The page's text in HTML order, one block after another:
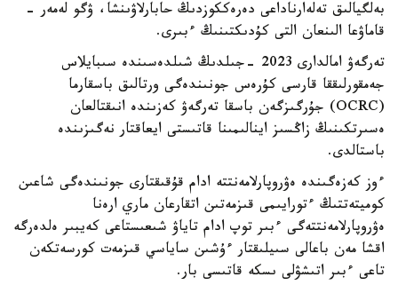
بەلگيالىق تەلەارناداعى دەرەككوزدىڭ حابارلاۋىنشا، ۋگو لەمەر -
قاماۋعا الىنعان التى كۇدىكتىنىڭ ءبىرى.
تەرگەۋ امالدارى 2023 -جىلدىڭ شىلدەسىندە سىبايلاس
جەمقورلىققا قارسى كۇرەس جونىندەگى ورتالىق باسقارما
(OCRC) جۇرگىزگەن باسقا تەرگەۋ كەزىندە انىقتالعان
ەسىرتكىنىڭ زاڭسىز اينالىمىنا قاتىستى ايعاقتار نەگىزىندە
باستالدى.
ءوز كەزەگىندە ەۋروپارلامەنتتە ادام قۇقىقتارى جونىندەگى شاعىن
كوميتەتتىڭ ءتورايىمى قىزمەتىن اتقارعان ماري ارەنا
ەۋروپارلامەنتتەگى ءبىر توپ ادام تاياۋ شىعىستاعى كەيبىر ەلدەرگە
اقشا مەن باعالى سىيلىقتار ءۇشىن ساياسي قىزمەت كورسەتكەن
تاعى ءبىر اتىشۋلى ىسكە قاتىسى بار.